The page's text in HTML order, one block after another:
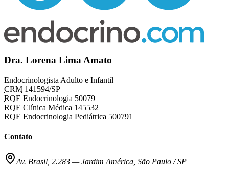
Dra. Lorena Lima Amato
Endocrinologista Adulto e Infantil
CRM 141594/SP
RQE Endocrinologia 50079
RQE Clínica Médica 145532
RQE Endocrinologia Pediátrica 500791
Contato
Av. Brasil, 2.283 —Jardim América, São Paulo / SP